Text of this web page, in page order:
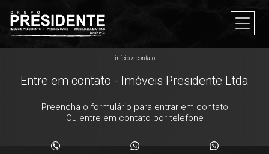
início> contato
Entre em contato - Imóveis Presidente Ltda
Preencha o formulário para entrar em contato
Ou entre em contato por telefone